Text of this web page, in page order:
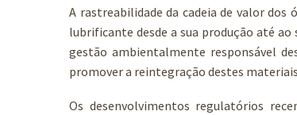
A rastreabilidade da cadeia de valor
lubrificante desde a sua produção até
gestão ambientalmente responsável
promover a reintegração destes materiais
Os desenvolvimentos regulatórios